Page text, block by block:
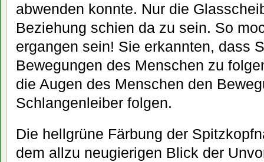
abwenden konnte. Nur die
Beziehung schien da zu sein. So
ergangen sein! Sie erkannten, dass
Bewegungen des Menschen zu
die Augen des Menschen den
Schlangenleiber folgen.
Die hellgrüne Färbung der
dem allzu neugierigen Blick der